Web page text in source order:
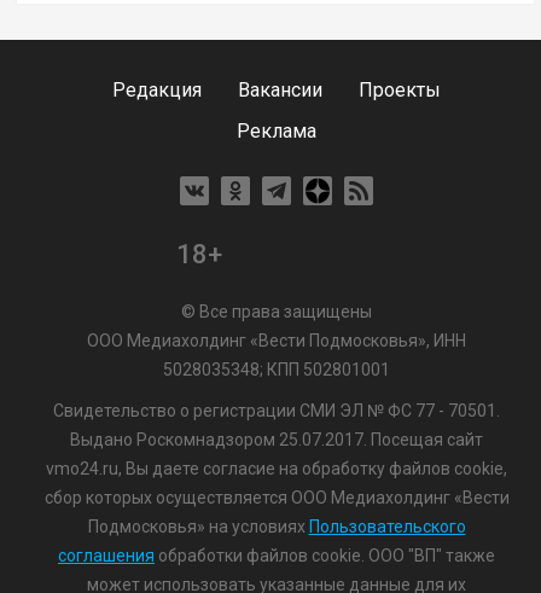
Редакция Вакансии
Проекты
Реклама
18+
© Все права защищены
ООО Медиахолдинг «Вести Подмосковья», ИНН
5028035348; КПП 502801001
Свидетельство о регистрации СМИ ЭЛ № ФС 77 - 70501.
Выдано Роскомнадзором 25.07.2017. Посещая сайт
vmo24.ru, Вы даете согласие на обработку файлов cookie,
сбор которых осуществляется ООО Медиахолдинг «Вести
Подмосковья» на условиях Пользовательского
соглашения обработки файлов cookie. ООО "ВП" также
может использовать указанные данные для их